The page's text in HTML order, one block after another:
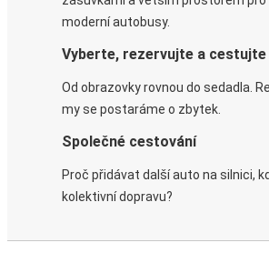
moderní autobusy.
Vyberte, rezervujte a cestujte
Od obrazovky rovnou do sedadla.
my se postaráme o zbytek.
Společné cestování
Proč přidávat další auto na silnici,
kolektivní dopravu?